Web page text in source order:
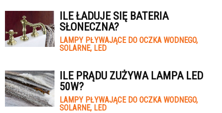
ILE ŁADUJE SIĘ BATERIA
SŁONECZNA?
LAMPY PŁYWAJĄCE DO OCZKA WODNEGO,
SOLARNE, LED
ILE PRĄDU ZUŻYWA LAMPA LED
50W?
LAMPY PŁYWAJĄCE DO OCZKA WODNEGO,
SOLARNE, LED